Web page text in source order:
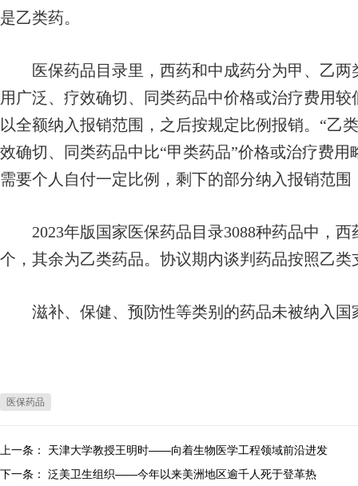
是乙类药。
医保药品目录里，西药和中成药分为甲、乙两
用广泛、疗效确切、同类药品中价格或治疗费用
以全额纳入报销范围，之后按规定比例报销。“乙
效确切、同类药品中比“甲类药品”价格或治疗费
需要个人自付一定比例，剩下的部分纳入报销范
2023年版国家医保药品目录3088种药品中，西
个，其余为乙类药品。协议期内谈判药品按照乙类
滋补、保健、预防性等类别的药品未被纳入国
医保药品
上一条： 天津大学教授王明时——向着生物医学工程领域前沿进发
下一条： 泛美卫生组织——今年以来美洲地区逾千人死于登革热